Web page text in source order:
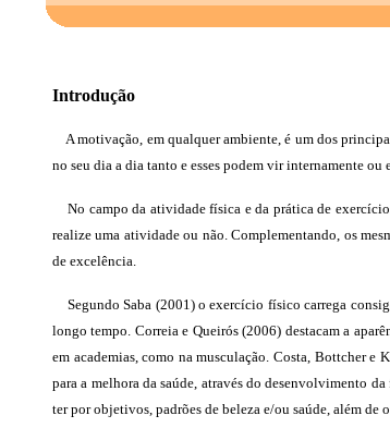
Introdução
A motivação, em qualquer ambiente, é um dos
no seu dia a dia tanto e esses podem vir internamente
No campo da atividade física e da prática de
realize uma atividade ou não. Complementando, os
de excelência.
Segundo Saba (2001) o exercício físico carrega
longo tempo. Correia e Queirós (2006) destacam a
em academias, como na musculação. Costa, Bottcher
para a melhora da saúde, através do desenvolvimento
terpor objetivos, padrões de beleza e/ou saúde, além de